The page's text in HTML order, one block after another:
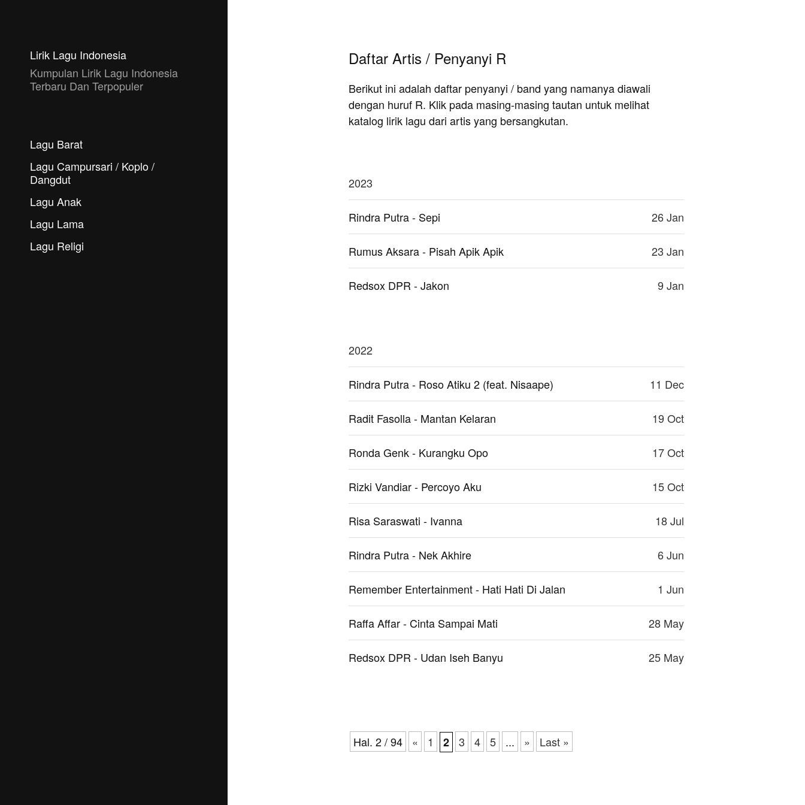
Lirik Lagu Indonesia
Kumpulan Lirik Lagu Indonesia
Terbaru Dan Terpopuler
Lagu Barat
Lagu Campursari / Koplo /
Dangdut
Lagu Anak
Lagu Lama
Lagu Religi
Daftar Artis / Penyanyi R
Berikut ini adalah daftar penyanyi / band yang namanya diawali
dengan huruf R. Klik pada masing-masing tautan untuk melihat
katalog lirik lagu dari artis yang bersangkutan.
2023
Rindra Putra - Sepi 26 Jan
Rumus Aksara - Pisah Apik Apik 23 Jan
Redsox DPR - Jakon 9 Jan
2022
Rindra Putra - Roso Atiku 2 (feat. Nisaape) 11 Dec
Radit Fasolla - Mantan Kelaran 19 Oct
Ronda Genk - Kurangku Opo 17 Oct
Rizki Vandiar - Percoyo Aku 15 Oct
Risa Saraswati - Ivanna 18 Jul
Rindra Putra - Nek Akhire 6 Jun
Remember Entertainment - Hati Hati Di Jalan 1 Jun
Raffa Affar - Cinta Sampai Mati 28 May
Redsox DPR - Udan Iseh Banyu 25 May
Hal. 2 / 94 « 1 2 3 4 5 ... » Last »